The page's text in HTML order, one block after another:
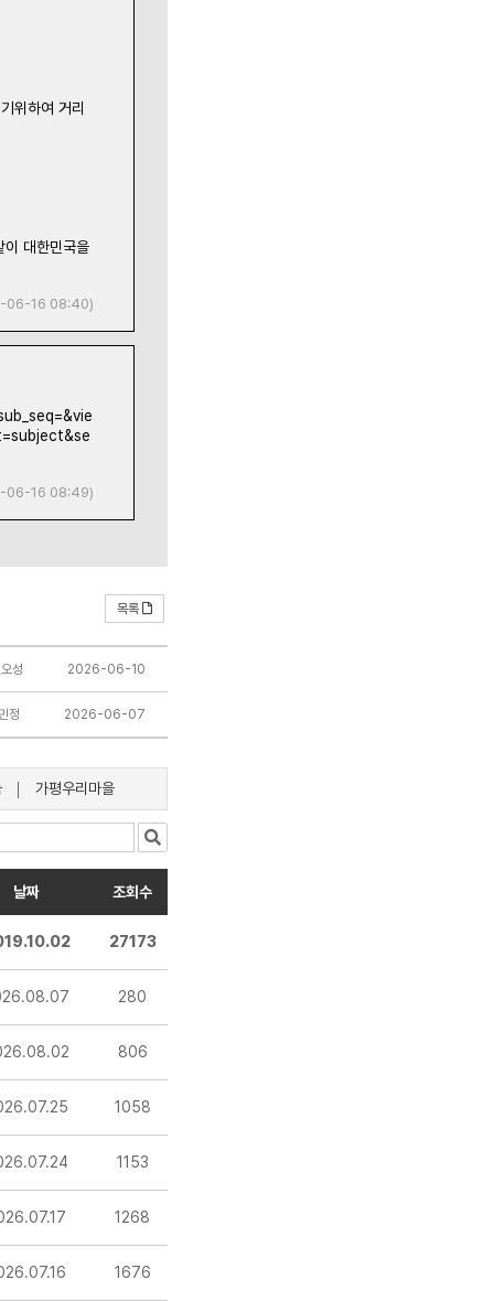
위하여 거리
이 대한민국을
06-16 08:40)
06-16 08:49)
목록
2026-06-10
성
2026-06-07
정
가평우리마을
날짜 조회수
27173
280
806
1058
1153
1268
1676